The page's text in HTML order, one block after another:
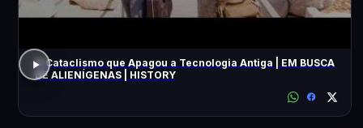
O Cataclismo que Apagou a Tecnologia Antiga | EM BUSCA
DE ALIENÍGENAS | HISTORY